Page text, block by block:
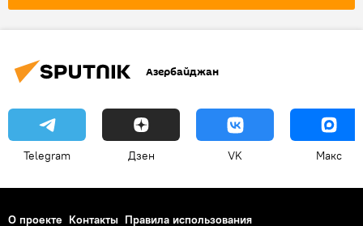
Азербайджан
Telegram Дзен VK Макс
О проекте Контакты Правила использования